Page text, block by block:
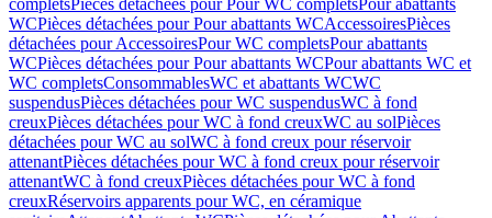
completsPièces détachées pour Pour WC completsPour abattants
WCPièces détachées pour Pour abattants WCAccessoiresPièces
détachées pour AccessoiresPour WC completsPour abattants
WCPièces détachées pour Pour abattants WCPour abattants WC et
WC completsConsommablesWC et abattants WCWC
suspendusPièces détachées pour WC suspendusWC à fond
creuxPièces détachées pour WC à fond creuxWC au solPièces
détachées pour WC au solWC à fond creux pour réservoir
attenantPièces détachées pour WC à fond creux pour réservoir
attenantWC à fond creuxPièces détachées pour WC à fond
creuxRéservoirs apparents pour WC, en céramique